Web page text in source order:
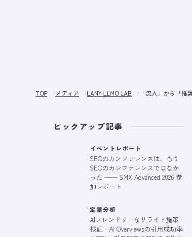
TOP メディア LANY LLMO LAB 「流入」から「
ピックアップ記事
イベントレポート
SEOのカンファレンスは、もう
SEOのカンファレンスではなか
った ── SMX Advanced 2026 参
加レポート
定量分析
AIフレンドリーなリライト施策
検証 - AI Overviewsの引用成功率